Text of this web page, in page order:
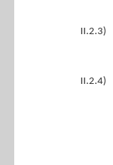
II.2.3)
II.2.4)